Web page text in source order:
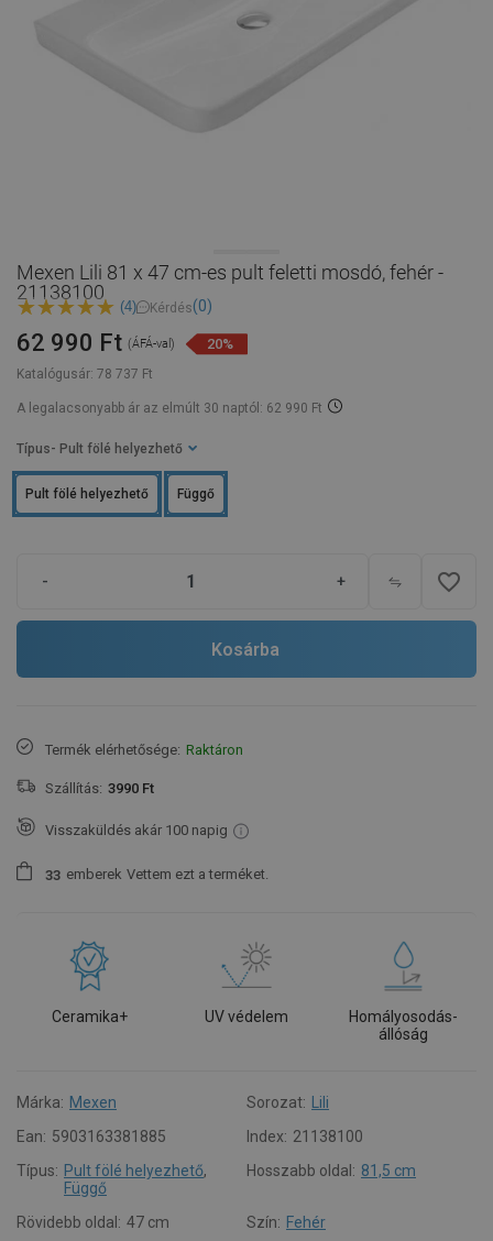
Mexen Lili 81 x 47 cm-es pult feletti mosdó, fehér -
21138100
(4) Kérdés(0)
Katalógusár: 78 737 Ft
62 990 Ft (ÁFÁ-val) 20%
A legalacsonyabb ár az elmúlt 30 naptól: 62 990 Ft
Típus - Pult fölé helyezhető
Függő
Pult fölé helyezhető
- + favorite_border
Kosárba
Termék elérhetősége: Raktáron
Szállítás: 3990 Ft
Visszaküldés akár 100 napig
33 emberek Vettem ezt a terméket.
Ceramika+ UV védelem
Homályosodás-
állóság
Márka: Mexen Sorozat:
Lili
Ean: 5903163381885 Index: 21138100
Típus: Pult fölé helyezhető,
Függő
Hosszabb oldal: 81,5 cm
Rövidebb oldal: 47 cm Szín: Fehér